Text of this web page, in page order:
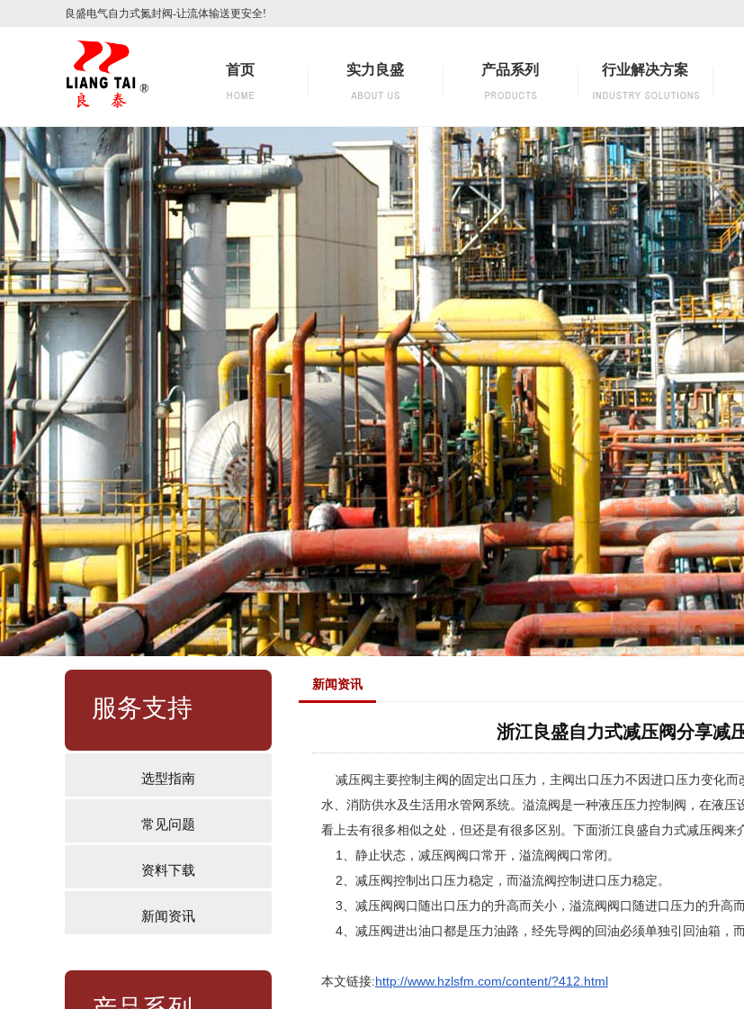
良盛电气自力式氮封阀-让流体输送更安全!
首页 实力良盛 产品系列 行业解决方案
服务支持
选型指南
常见问题
资料下载
新闻资讯
新闻资讯
浙江良盛自力式减压阀分享减
减压阀主要控制主阀的固定出口压力，主阀出口压力不因进口压力变化
水、消防供水及生活用水管网系统。溢流阀是一种液压压力控制阀，在液
看上去有很多相似之处，但还是有很多区别。下面浙江良盛自力式减压阀来
1、静止状态，减压阀阀口常开，溢流阀阀口常闭。
2、减压阀控制出口压力稳定，而溢流阀控制进口压力稳定。
3、减压阀阀口随出口压力的升高而关小，溢流阀阀口随进口压力的升高而
4、减压阀进出油口都是压力油路，经先导阀的回油必须单独引回油箱，
本文链接:http://www.hzlsfm.com/content/?412.html